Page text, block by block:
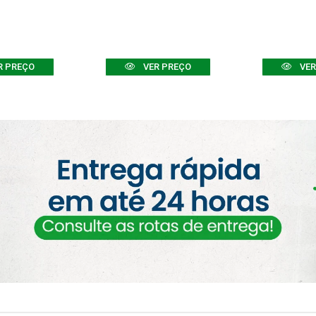
PREÇO VER PREÇO